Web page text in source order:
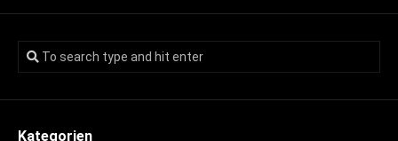
Kategorien